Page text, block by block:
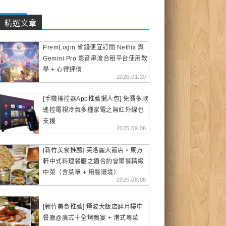
精選文章
PremLogin 省錢便宜訂閱 Netflix 與
Gemini Pro 影音串流合租平台使用教
學 + 心得評價
2026.01.20
[手機搖控器App推薦懶人包] 免費多款
遙控電視冷氣多種家電之無紅外線也
支援
2025.09.06
[新竹美食推薦] 芙洛麗大飯店。東方
軒中式料理餐廳之適合約會聚餐精緻
中菜（含菜單 + 用餐環境）
2025.08.08
[新竹美食推薦] 煙波大飯店醉月樓中
餐廳@廣式十全烤鴨宴 + 港式粵菜